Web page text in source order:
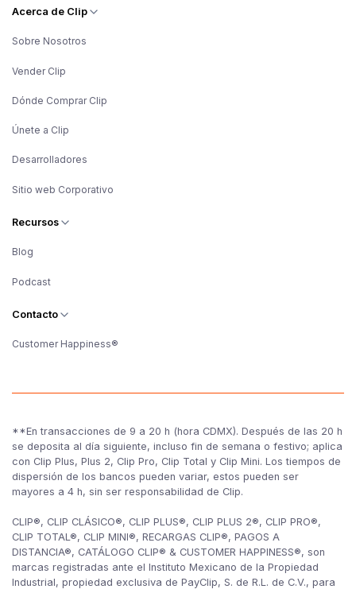
Acerca de Clip
Sobre Nosotros
Vender Clip
Dónde Comprar Clip
Únete a Clip
Desarrolladores
Sitio web Corporativo
Recursos
Blog
Podcast
Contacto
Customer Happiness®
**En transacciones de 9 a 20 h (hora CDMX). Después de las 20 h
se deposita al día siguiente, incluso fin de semana o festivo; aplica
con Clip Plus, Plus 2, Clip Pro, Clip Total y Clip Mini. Los tiempos de
dispersión de los bancos pueden variar, estos pueden ser
mayores a 4 h, sin ser responsabilidad de Clip.
CLIP®, CLIP CLÁSICO®, CLIP PLUS®, CLIP PLUS 2®, CLIP PRO®,
CLIP TOTAL®, CLIP MINI®, RECARGAS CLIP®, PAGOS A
DISTANCIA®, CATÁLOGO CLIP® & CUSTOMER HAPPINESS®, son
marcas registradas ante el Instituto Mexicano de la Propiedad
Industrial, propiedad exclusiva de PayClip, S. de R.L. de C.V., para